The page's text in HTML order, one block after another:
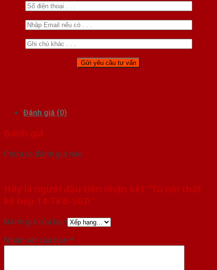
Đánh giá (0)
Đánh giá
Chưa có đánh giá nào.
Hãy là người đầu tiên nhận xét “Tủ nội thất
kệ bếp 14-TKB-SGD”
Đánh giá của bạn
Nhận xét của bạn *